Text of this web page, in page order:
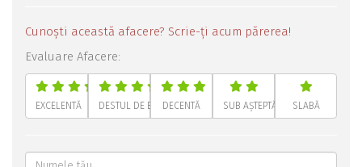
Cunoști această afacere? Scrie-ți acum părerea!
Evaluare Afacere:
EXCELENTĂ DESTUL DE BUNĂDECENTĂ SUB AȘTEPTĂRI SLABĂ